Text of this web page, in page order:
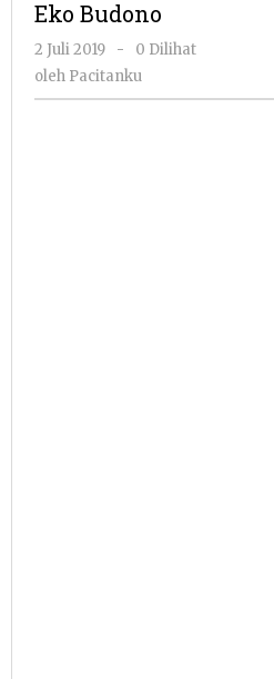
Eko Budono
2 Juli 2019
oleh
Pacitanku
-
0 Dilihat
oleh Pacitanku